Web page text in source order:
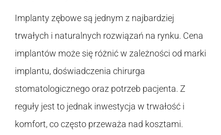
Implanty zębowe są jednym z najbardziej
trwałych i naturalnych rozwiązań na rynku. Cena
implantów może się różnić w zależności od marki
implantu, doświadczenia chirurga
stomatologicznego oraz potrzeb pacjenta. Z
reguły jest to jednak inwestycja w trwałość i
komfort, co często przeważa nad kosztami.